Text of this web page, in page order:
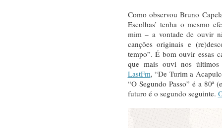
Como observou Bruno
Escolhas’ tenha o mesmo
mim – a vontade de ouvir
canções originais e
tempo”. É bom ouvir essas
que mais ouvi nos
LastFm, “De Turim a
“O Segundo Passo” é a 80ª
futuro é o segundo seguinte.